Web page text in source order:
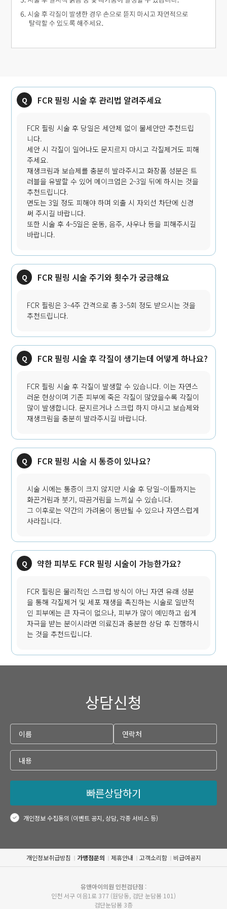
FCR 필링 시술 후 관리법 알려주세요
FCR 필링 시술 후 당일은 세안제 없이 물세안만 추천드립
니다.
세안 시 각질이 일어나도 문지르지 마시고 각질제거도 피해
주세요.
재생크림과 보습제를 충분히 발라주시고 화장품 성분은 트
러블을 유발할 수 있어 메이크업은 2~3일 뒤에 하시는 것을
추천드립니다.
면도는 3일 정도 피해야 하며 외출 시 자외선 차단에 신경
써 주시길 바랍니다.
또한 시술 후 4~5일은 운동, 음주, 사우나 등을 피해주시길
바랍니다.
FCR 필링 시술 주기와 횟수가 궁금해요
FCR 필링은 3~4주 간격으로 총 3~5회 정도 받으시는 것을
추천드립니다.
FCR 필링 시술 후 각질이 생기는데 어떻게 하나요?
FCR 필링 시술 후 각질이 발생할 수 있습니다. 이는 자연스
러운 현상이며 기존 피부에 죽은 각질이 많았을수록 각질이
많이 발생합니다. 문지르거나 스크럽 하지 마시고 보습제와
재생크림을 충분히 발라주시길 바랍니다.
FCR 필링 시술 시 통증이 있나요?
시술 시에는 통증이 크지 않지만 시술 후 당일~이틀까지는
화끈거림과 붓기, 따끔거림을 느끼실 수 있습니다.
그 이후로는 약간의 가려움이 동반될 수 있으나 자연스럽게
사라집니다.
약한 피부도 FCR 필링 시술이 가능한가요?
FCR 필링은 물리적인 스크럽 방식이 아닌 자연 유래 성분
을 통해 각질제거 및 세포 재생을 촉진하는 시술로 일반적
인 피부에는 큰 자극이 없으나, 피부가 많이 예민하고 쉽게
자극을 받는 분이시라면 의료진과 충분한 상담 후 진행하시
는 것을 추천드립니다.
상담신청
빠른상담하기
개인정보 수집동의 (이벤트 공지, 상담, 각종 서비스 등)
개인정보취급방침 가맹점문의 제휴안내 고객소리함 비급여공지
유앤아이의원 인천검단점 :
인천 서구 이음1로 377 (원당동, 검단 눈담봄 101)
검단눈담봄 3층